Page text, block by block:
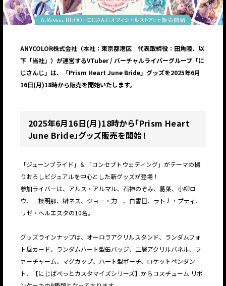
ANYCOLOR株式会社（本社：東京都港区 代表取締役：田角陸、以
下「当社」）が運営するVTuber / バーチャルライバーグループ「に
じさんじ」は、「Prism Heart June Bride」グッズを2025年6月
16日(月)18時から販売を開始いたします。
2025年6月16日(月)18時から「Prism Heart
June Bride」グッズ販売を開始！
「ジューンブライド」＆「コンセプトウェディング」がテーマの撮
りおろしビジュアルを中心とした新グッズが登場！
参加ライバーは、アルス・アルマル、石神のぞみ、葛葉、小柳ロ
ウ、三枝明那、榊ネス、ジョー・力一、白雪巴、ラトナ・プティ、
リゼ・ヘルエスタの10名。
グッズラインナップは、オーロラアクリルスタンド、ランダムフォ
ト風カード、ランダムハート型缶バッジ、二層アクリルパネル、フ
ァーチャーム、マグカップ、ハート型ポーチ、ロケットペンダン
ト、【にじぱぺっとカスタマイズシリーズ】からコスチューム リボ